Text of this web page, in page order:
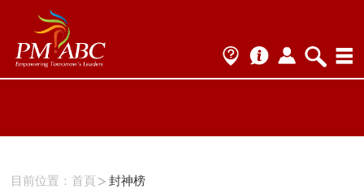
ProName1=
Scategory=1
ProName2=PMP
Scategory=1
目前位置：首頁
封神榜